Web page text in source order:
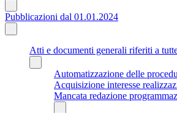
Pubblicazioni dal 01.01.2024
Atti e documenti generali riferiti a
Automatizzazione delle
Acquisizione interesse
Mancata redazione